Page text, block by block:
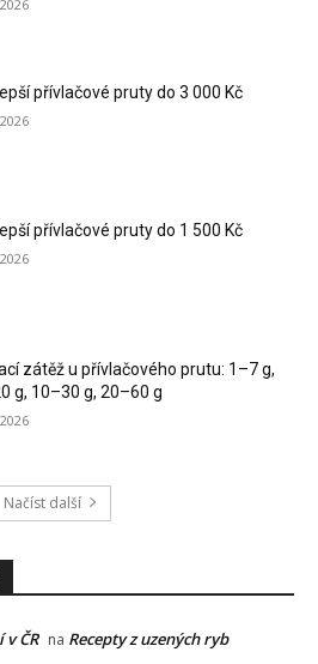
přívlačové pruty do 3 000 Kč
přívlačové pruty do 1 500 Kč
zátěž u přívlačového prutu: 1–7 g,
g, 10–30 g, 20–60 g
Načíst další
ČR na Recepty z uzených ryb